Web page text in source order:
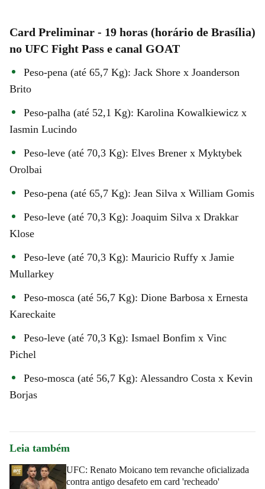
Card Preliminar - 19 horas (horário de Brasília)
no UFC Fight Pass e canal GOAT
Peso-pena (até 65,7 Kg): Jack Shore x Joanderson
Brito
Peso-palha (até 52,1 Kg): Karolina Kowalkiewicz x
Iasmin Lucindo
Peso-leve (até 70,3 Kg): Elves Brener x Myktybek
Orolbai
Peso-pena (até 65,7 Kg): Jean Silva x William Gomis
Peso-leve (até 70,3 Kg): Joaquim Silva x Drakkar
Klose
Peso-leve (até 70,3 Kg): Mauricio Ruffy x Jamie
Mullarkey
Peso-mosca (até 56,7 Kg): Dione Barbosa x Ernesta
Kareckaite
Peso-leve (até 70,3 Kg): Ismael Bonfim x Vinc
Pichel
Peso-mosca (até 56,7 Kg): Alessandro Costa x Kevin
Borjas
Leia também
UFC: Renato Moicano tem revanche oficializada
contra antigo desafeto em card 'recheado'